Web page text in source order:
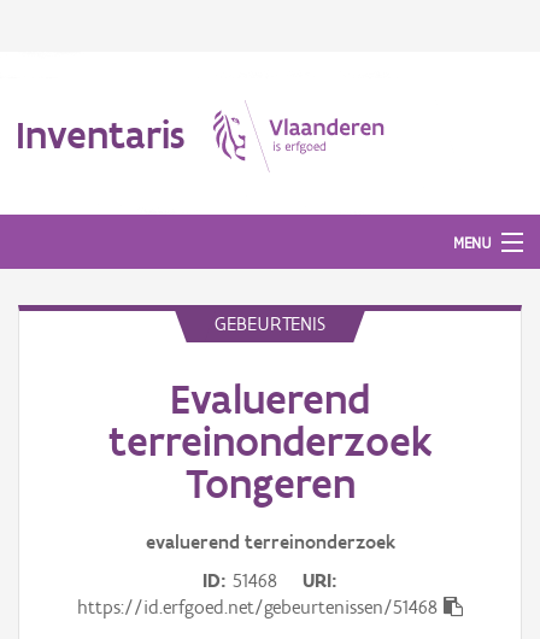
Inventaris
MENU
Persoon of collectief
GEBEURTENIS
Evaluerend
terreinonderzoek
Tongeren
evaluerend terreinonderzoek
ID 51468
URI
https://id.erfgoed.net/gebeurtenissen/51468